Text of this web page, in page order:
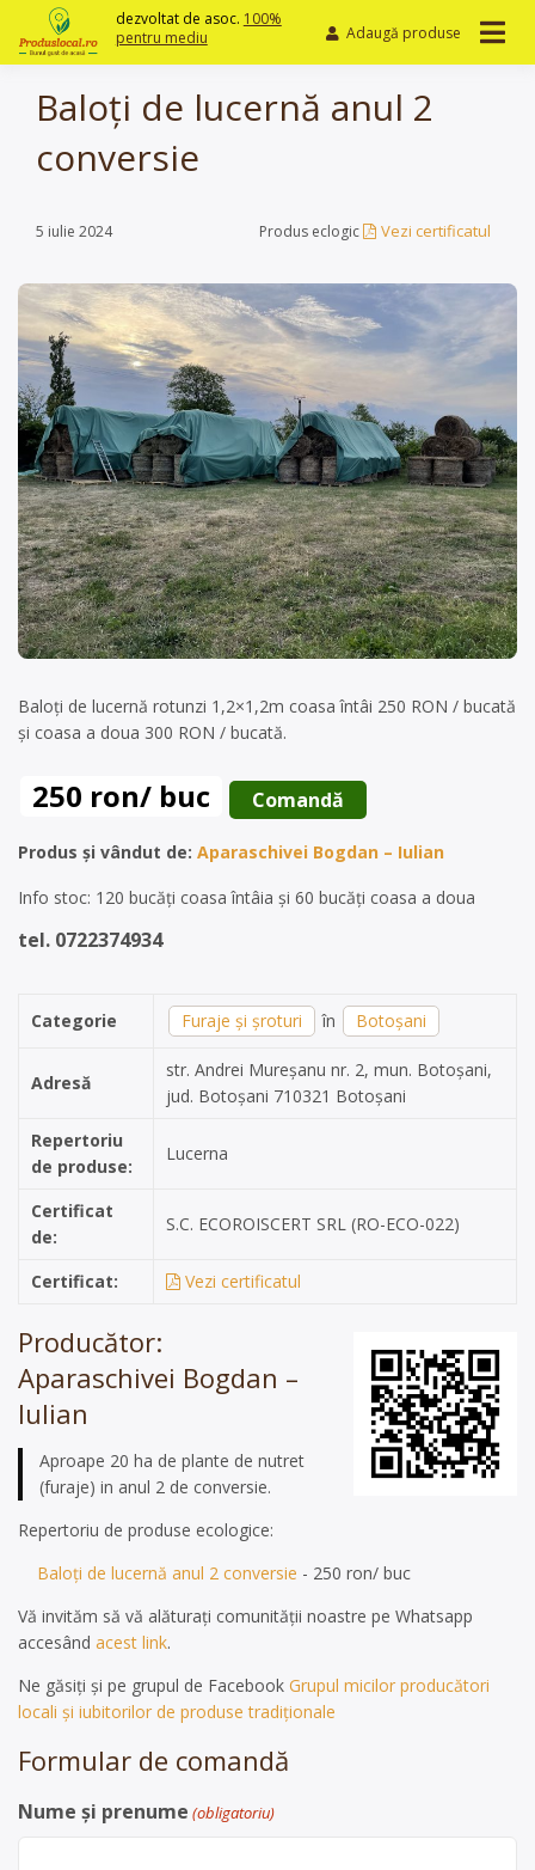
content
dezvoltat de asoc. 100%
pentru mediu
Adaugă produse
Baloți de lucernă anul 2
conversie
5 iulie 2024 Produs eclogic Vezi certificatul
Baloți de lucernă rotunzi 1,2×1,2m coasa întâi 250 RON / bucată
și coasa a doua 300 RON / bucată.
250 ron/ buc Comandă
Produs și vândut de: Aparaschivei Bogdan – Iulian
Info stoc: 120 bucăți coasa întâia și 60 bucăți coasa a doua
tel. 0722374934
Categorie Furaje și șroturi în Botoșani
Adresă
str. Andrei Mureșanu nr. 2, mun. Botoșani,
jud. Botoșani 710321 Botoșani
Repertoriu
de produse:
Lucerna
Certificat
de:
S.C. ECOROISCERT SRL (RO-ECO-022)
Certificat: Vezi certificatul
Producător:
Aparaschivei Bogdan –
Iulian
Aproape 20 ha de plante de nutret
(furaje) in anul 2 de conversie.
Repertoriu de produse ecologice:
Baloți de lucernă anul 2 conversie - 250 ron/ buc
Vă invităm să vă alăturați comunității noastre pe Whatsapp
accesând acest link.
Ne găsiți și pe grupul de Facebook Grupul micilor producători
locali și iubitorilor de produse tradiționale
Formular de comandă
Nume și prenume (obligatoriu)